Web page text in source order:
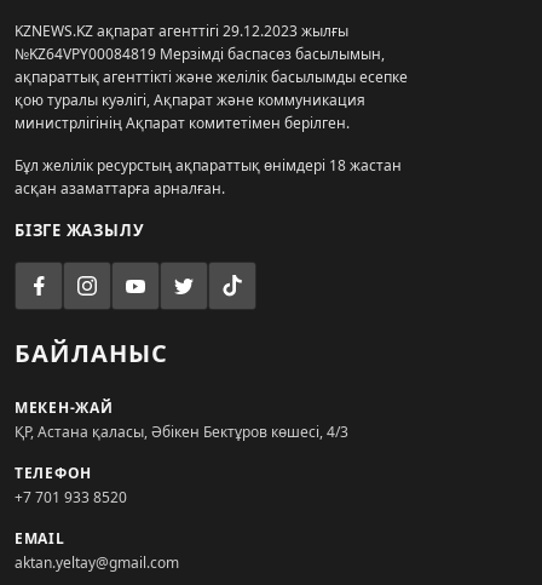
KZNEWS.KZ ақпарат агенттігі 29.12.2023 жылғы
№KZ64VPY00084819 Мерзімді баспасөз басылымын,
ақпараттық агенттікті және желілік басылымды есепке
қою туралы куәлігі, Ақпарат және коммуникация
министрлігінің Ақпарат комитетімен берілген.
Бұл желілік ресурстың ақпараттық өнімдері 18 жастан
асқан азаматтарға арналған.
БІЗГЕ ЖАЗЫЛУ
БАЙЛАНЫС
МЕКЕН-ЖАЙ
ҚР, Астана қаласы, Әбікен Бектұров көшесі, 4/3
ТЕЛЕФОН
+7 701 933 8520
EMAIL
aktan.yeltay@gmail.com